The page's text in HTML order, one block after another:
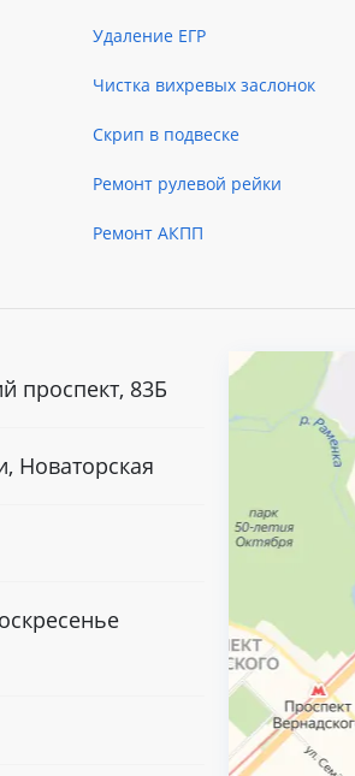
Удаление ЕГР
Чистка вихревых заслонок
Скрип в подвеске
Ремонт рулевой рейки
Ремонт АКПП
проспект, 83Б
Новаторская